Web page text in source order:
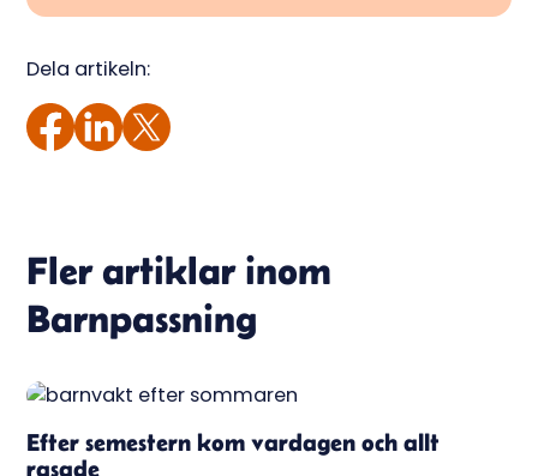
Dela artikeln:
Fler artiklar inom
Barnpassning
Efter semestern kom vardagen och allt
rasade